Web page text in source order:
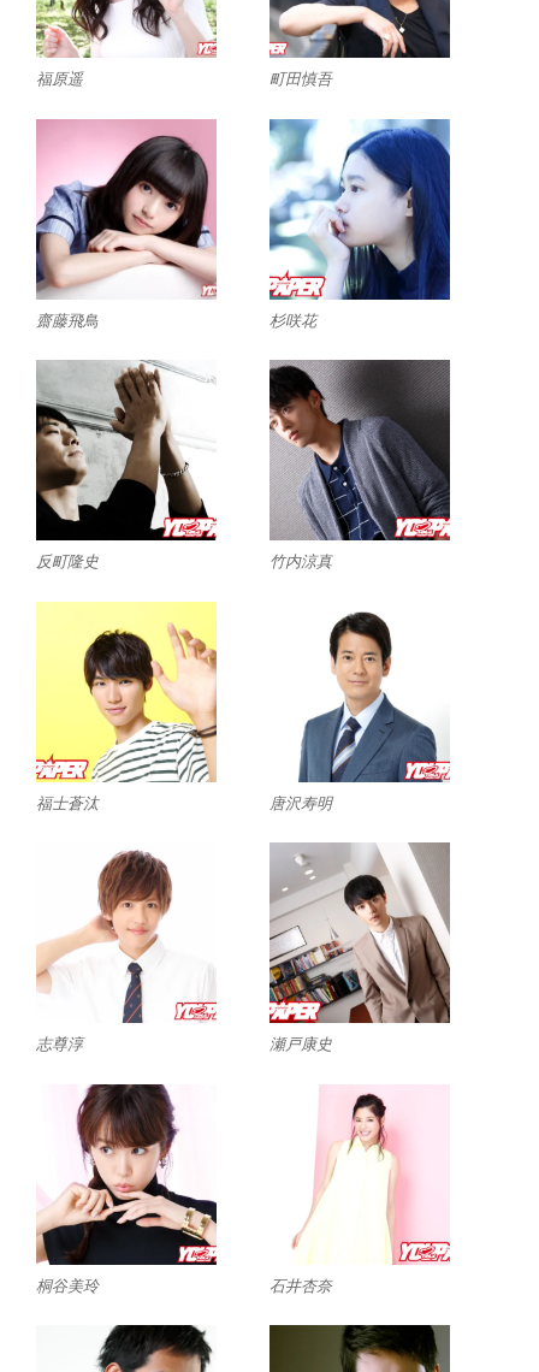
福原遥 町田慎吾
齋藤飛鳥 杉咲花
反町隆史 竹内涼真
福士蒼汰 唐沢寿明
志尊淳 瀬戸康史
桐谷美玲 石井杏奈